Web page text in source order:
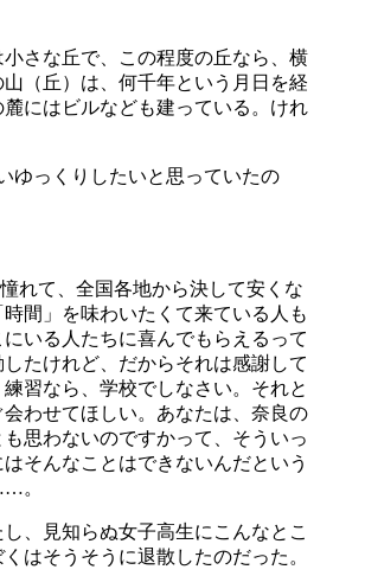
さな丘で、この程度の丘なら、横
（丘）は、何千年という月日を経
にはビルなども建っている。けれ
ゆっくりしたいと思っていたの
れて、全国各地から決して安くな
間」を味わいたくて来ている人も
いる人たちに喜んでもらえるって
たけれど、だからそれは感謝して
習なら、学校でしなさい。それと
わせてほしい。あなたは、奈良の
思わないのですかって、そういっ
そんなことはできないんだという
。
、見知らぬ女子高生にこんなとこ
はそうそうに退散したのだった。